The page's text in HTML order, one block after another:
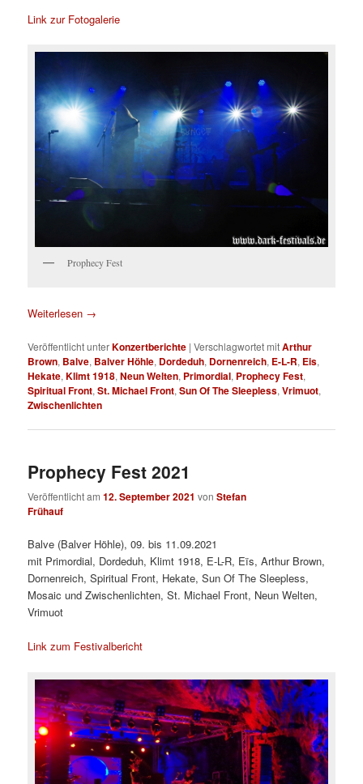
Link zur Fotogalerie
Prophecy Fest
Weiterlesen →
Veröffentlicht unterKonzertberichte |Verschlagwortet mitArthur
Brown, Balve, Balver Höhle, Dordeduh, Dornenreich, E-L-R, Eis,
Hekate,Klimt 1918,Neun Welten, Primordial, Prophecy Fest,
Spiritual Front,St. Michael Front,Sun Of The Sleepless,Vrimuot,
Zwischenlichten
Prophecy Fest 2021
Veröffentlicht am12. September 2021 vonStefan
Frühauf
Balve (Balver Höhle), 09. bis 11.09.2021
mit Primordial, Dordeduh, Klimt 1918, E-L-R, Eïs, Arthur Brown,
Dornenreich, Spiritual Front, Hekate, Sun Of The Sleepless,
Mosaic und Zwischenlichten, St. Michael Front, Neun Welten,
Vrimuot
Link zum Festivalbericht